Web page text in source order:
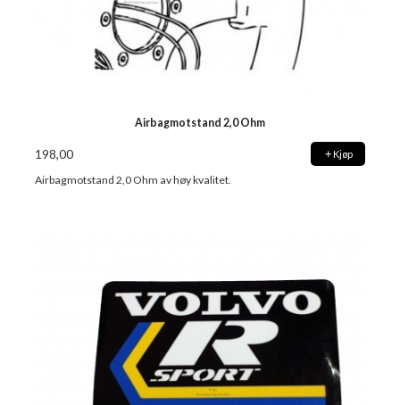
Airbagmotstand 2,0 Ohm
198,00 Kjøp
Airbagmotstand 2,0 Ohm av høy kvalitet.